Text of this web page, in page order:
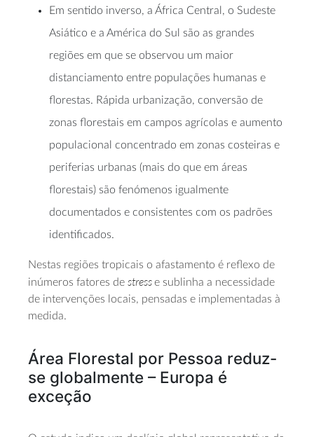
Em sentido inverso, a África Central, o Sudeste
Asiático e a América do Sul são as grandes
regiões em que se observou um maior
distanciamento entre populações humanas e
florestas. Rápida urbanização, conversão de
zonas florestais em campos agrícolas e aumento
populacional concentrado em zonas costeiras e
periferias urbanas (mais do que em áreas
florestais) são fenómenos igualmente
documentados e consistentes com os padrões
identificados.
Nestas regiões tropicais o afastamento é reflexo de
inúmeros fatores de stresse sublinha a necessidade
de intervenções locais, pensadas e implementadas à
medida.
Área Florestal por Pessoa reduz-
se globalmente – Europa é
exceção